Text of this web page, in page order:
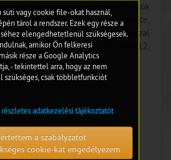
képessége, online eszközök
vagy Canva és Photoshop ismerete,
Pályázni angol nyelvű önéletrajzzal
lehet. Az interjúkat 2023. július 12.
állás azonnal betölthető.
július 7.
wp-
süti vagy cookie file-okat használ,
tárol a rendszer. Ezek egy része a
elengedhetetlenül szükségesek.
amikor Ön felkeresi
része a Google Analytics
- tekintettel arra, hogy az nem
csak többletfunkciót
adatkezelési tájékoztatót
a szabályzatot
cookie-kat engedélyezem